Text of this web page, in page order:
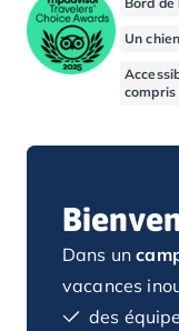
Camping Basse-
Camping
Camping
Camping Caen
Camping Houlgate
Camping Manche
Camping Mont
Camping
Camping Côtes
Camping Erquy
Un
Dans un
vacances
des